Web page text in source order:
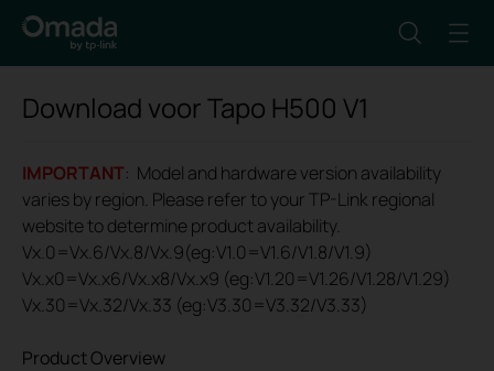
Download voorTapo H500 V1
IMPORTANT: Model and hardware version availability
varies by region. Please refer to your TP-Link regional
website to determine product availability.
Vx.0=Vx.6/Vx.8/Vx.9(eg:V1.0=V1.6/V1.8/V1.9)
Vx.x0=Vx.x6/Vx.x8/Vx.x9 (eg:V1.20=V1.26/V1.28/V1.29)
Vx.30=Vx.32/Vx.33 (eg:V3.30=V3.32/V3.33)
Product Overview